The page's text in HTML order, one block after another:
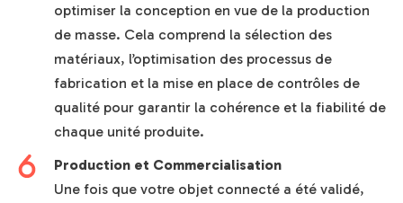
optimiser la conception en vue de la production
de masse. Cela comprend la sélection des
matériaux, l’optimisation des processus de
fabrication et la mise en place de contrôles de
qualité pour garantir la cohérence et la fiabilité de
chaque unité produite.
Production et Commercialisation
Une fois que votre objet connecté a été validé,